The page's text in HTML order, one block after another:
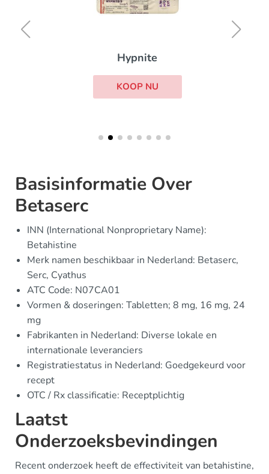
Hypnite
KOOP NU
Basisinformatie Over
Betaserc
INN (International Nonproprietary Name):
Betahistine
Merk namen beschikbaar in Nederland: Betaserc,
Serc, Cyathus
ATC Code: N07CA01
Vormen & doseringen: Tabletten; 8 mg, 16 mg, 24
mg
Fabrikanten in Nederland: Diverse lokale en
internationale leveranciers
Registratiestatus in Nederland: Goedgekeurd voor
recept
OTC / Rx classificatie: Receptplichtig
Laatst
Onderzoeksbevindingen
Recent onderzoek heeft de effectiviteit van betahistine,